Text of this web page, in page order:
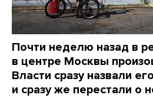
Почти неделю назад в
в центре Москвы
Власти сразу назвали
и сразу же перестали о